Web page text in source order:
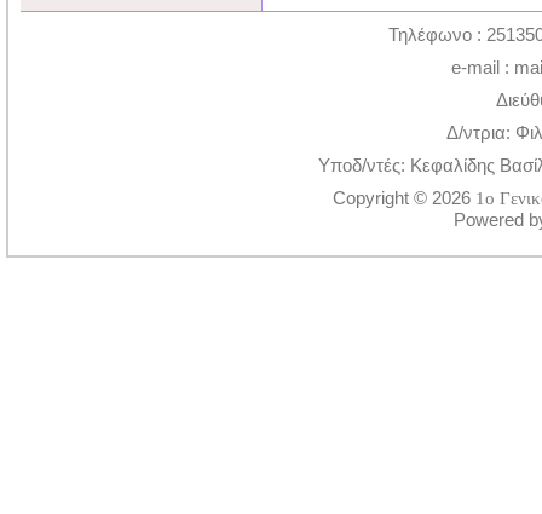
Τηλέφωνο :
e-mail :
Δ/ντρια:
Υποδ/ντές: Κεφαλίδης
Copyright © 2026 1ο
Powered